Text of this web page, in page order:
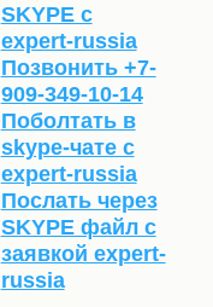
SKYPE с
expert-russia
Позвонить +7-
909-349-10-14
Поболтать в
skype-чате с
expert-russia
Послать через
SKYPE файл c
заявкой expert-
russia